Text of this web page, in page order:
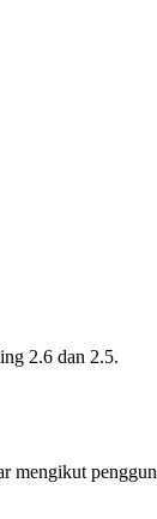
2.6 dan 2.5.
mengikut